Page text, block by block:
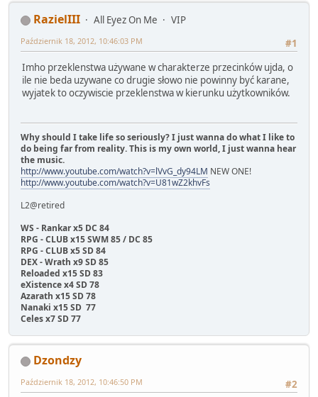
RazielIII All Eyez On Me
VIP
#1
Październik 18, 2012, 10:46:03 PM
Imho przeklenstwa używane w charakterze przecinków ujda, o
ile nie beda uzywane co drugie słowo nie powinny być karane,
wyjatek to oczywiscie przeklenstwa w kierunku użytkowników.
Why should I take life so seriously? I just wanna do what I like to
do being far from reality. This is my own world, I just wanna hear
the music.
http://www.youtube.com/watch?v=lVvG_dy94LM NEW ONE!
http://www.youtube.com/watch?v=U81wZ2khvFs
L2@retired
WS - Rankar x5 DC 84
RPG - CLUB x15 SWM 85 / DC 85
RPG - CLUB x5 SD 84
DEX - Wrath x9 SD 85
Reloaded x15 SD 83
eXistence x4 SD 78
Azarath x15 SD 78
Nanaki x15 SD 77
Celes x7 SD 77
Dzondzy
#2
Październik 18, 2012, 10:46:50 PM